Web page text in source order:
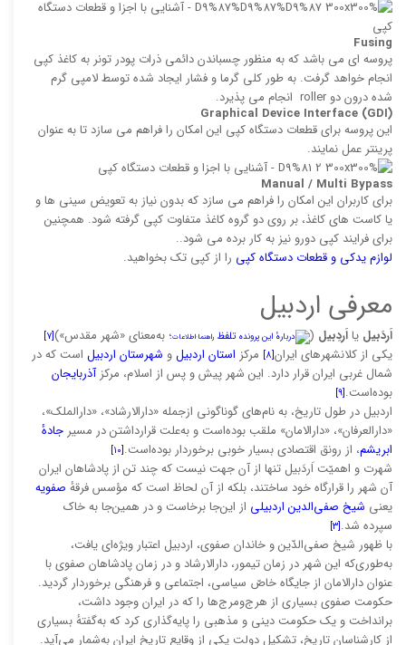
Fusing
پروسه ‌ای می باشد كه به منظور چسباندن دائمی ذرات پودر تونر به كاغذ كپی
انجام خواهد گرفت. به طور کلی گرما و فشار ایجاد شده توسط لامپی گرم‌
شده درون دو roller انجام می پذیرد.
(
Graphical Device Interface (GDI
این پروسه برای قطعات دستگاه كپی این امكان را فراهم می سازد تا به عنوان
پرینتر عمل نمایند.
Manual / Multi Bypass
برای کاربران این امکان را فراهم می سازد كه بدون نیاز به تعویض سینی‌ ها و
یا كاست‌ های كاغذ، بر روی دو گروه كاغذ متفاوت كپی گرفته شود. همچنین
برای فرایند كپی دورو نیز به كار برده می ‌شود..
لوازم یدکی و قطعات دستگاه کپی را از کپی تک بخواهید.
معرفی اردبیل
اَردَبیل یااَردِبیل ( تلفظ راهنما·اطلاعات؛ به‌معنای «شهر مقدس»)[۷]
یکی از کلانشهرهای ایران[۸] مرکز استان اردبیلو شهرستان اردبیل است که در
شمال غربی ایران قرار دارد. این شهر پیش و پس از اسلام، مرکزآذربایجان
بوده‌است.[۹]
اردبیل در طول تاریخ، به نام‌های گوناگونی ازجمله «دارالارشاد»، «دارالملک»،
«دارالعرفان»، «دارالامان» ملقب بوده‌است و به‌علت قرارداشتن در مسیرجادهٔ
ابریشم، از رونق اقتصادی بسیار خوبی برخوردار بوده‌است.[۱۰]
شهرت و اهمیّت اَردَبیل تنها از آن جهت نیست که چند تن از پادشاهان ایران
آن شهر را قرارگاه خود ساختند، بلکه از آن لحاظ است که مؤسس فرقهٔ صفویه
یعنی شیخ صفی‌الدین اردبیلی از این‌جا برخاست و در همین‌جا به خاک
سپرده شد.[۳]
با ظهور شیخ صفی‌الدّین و خاندان صفوی، اردبیل اعتبار ویژه‌ای یافت،
به‌طوری‌که این شهر در زمان تیمور، دارالارشاد و در زمان پادشاهان صفوی با
عنوان دارالامان از جایگاه خاصّ سیاسی، اجتماعی و فرهنگی برخوردار گردید.
حکومت صفوی بسیاری از هرج‌ومرج‌ها را که در ایران وجود داشت،
برانداخت و یک حکومت دینی و مذهبی را پایه‌گذاری کرد که به‌گفتهٔ بسیاری
از کارشناسان تاریخ، تشکیل دولت یکی از وقایع تاریخ ایران به‌شمار می‌آید.